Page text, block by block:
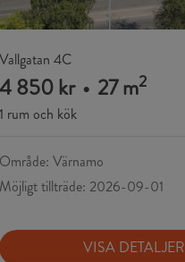
Vallgatan 4C
4 850 kr • 27 m2
1 rum och kök
Område: Värnamo
Möjligt tillträde: 2026-09-01
VISA DETALJER